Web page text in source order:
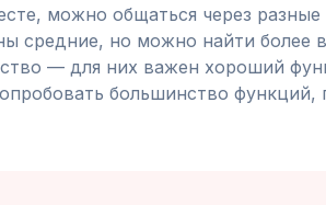
можно общаться через разные
средние, но можно найти более
— для них важен хороший
большинство функций,